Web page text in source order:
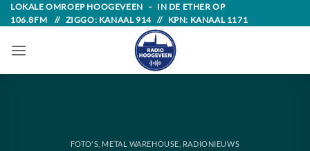
Skip
to
content
LOKALE OMROEP HOOGEVEEN - IN DE ETHER OP
106.8FM // ZIGGO: KANAAL 914 // KPN: KANAAL 1171
FOTO'S METAL WAREHOUSE RADIONIEUWS